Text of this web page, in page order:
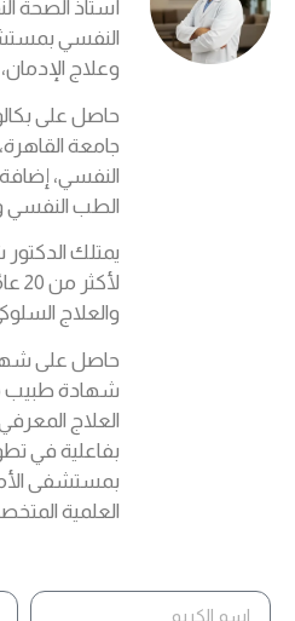
أستاذ الصحة
النفسي
وعلاج
حاصل على
جامعة
النفسي،
الطب النفسي
يمتلك
والعلاج
حاصل على
شهادة
بفاعلية في
بمستشفى
العلمية